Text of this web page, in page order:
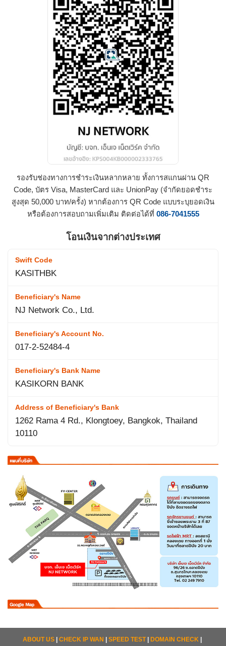
รองรับช่องทางการชำระเงินหลากหลาย ทั้งการสแกนผ่าน QR
Code, บัตร Visa, MasterCard และ UnionPay (จำกัดยอดชำระ
สูงสุด 50,000 บาท/ครั้ง) หากต้องการ QR Code แบบระบุยอดเงิน
หรือต้องการสอบถามเพิ่มเติม ติดต่อได้ที่ 086-7041555
โอนเงินจากต่างประเทศ
Swift Code
KASITHBK
Beneficiary's Name
NJ Network Co., Ltd.
Beneficiary's Account No.
017-2-52484-4
Beneficiary's Bank Name
KASIKORN BANK
Address of Beneficiary's Bank
1262 Rama 4 Rd., Klongtoey, Bangkok, Thailand
10110
ABOUT US | CHECK IP WAN | SPEED TEST | DOMAIN CHECK |